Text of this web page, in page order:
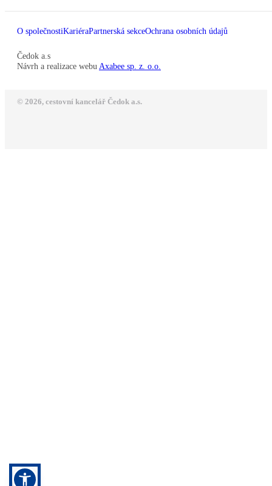
O společnostiKariéraPartnerská sekceOchrana osobních údajů
Čedok a.s
Návrh a realizace webu Axabee sp. z. o.o.
© 2026, cestovní kancelář Čedok a.s.